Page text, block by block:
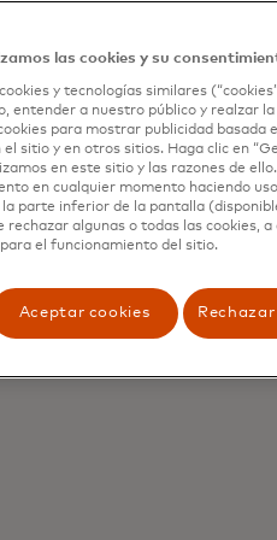
conecta directamente a
para negociar el
los agricultores también
como fertilizantes, y
y consejos sobre el
Un registro digital de
financiero validado que
sus negocios. Y los
una gran revolución", dice
las cookies y su
y tecnologías similares
entender a nuestro público y realzar
para mostrar publicidad basada
el sitio y en otros sitios. Haga clic en
en este sitio y las razones de
en cualquier momento haciendo
la parte inferior de la pantalla
rechazar algunas o todas las cookies,
el funcionamiento del sitio.
Aceptar cookies